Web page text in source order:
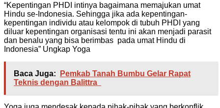
“Kepentingan PHDI intinya bagaimana memajukan umat
Hindu se-Indonesia. Sehingga jika ada kepentingan-
kepentingan individu atau kelompok di tubuh PHDI yang
diluar kepentingan organisasi tentu ini akan menjadi parasit
dan benalu yang bisa berimbas pada umat Hindu di
Indonesia” Ungkap Yoga
Baca Juga:
Pemkab Tanah Bumbu Gelar Rapat
Teknis dengan Balittra